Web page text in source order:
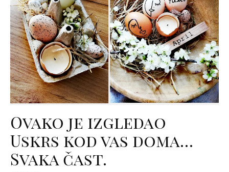
Ovako je izgledao
Uskrs kod vas doma…
Svaka čast.